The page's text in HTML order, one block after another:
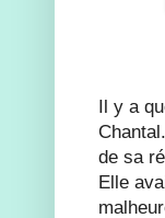
Il y a
de sa
Elle